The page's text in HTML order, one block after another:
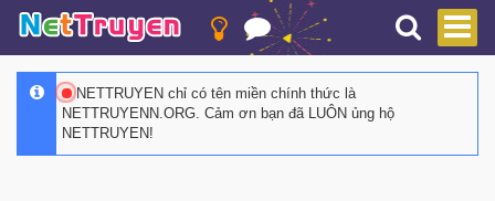
NETTRUYEN chỉ có tên miền chính thức là
NETTRUYENN.ORG. Cảm ơn bạn đã LUÔN ủng hộ
NETTRUYEN!